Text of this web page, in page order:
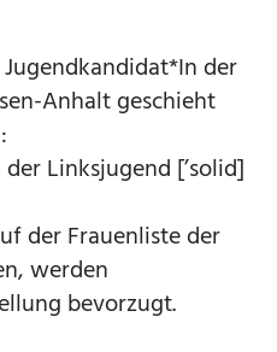
der
Anhalt geschieht
Linksjugend [’solid]
der Frauenliste der
werden
bevorzugt.